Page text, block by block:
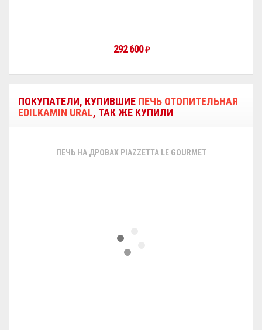
292 600₽
ПОКУПАТЕЛИ, КУПИВШИЕ ПЕЧЬ ОТОПИТЕЛЬНАЯ
EDILKAMIN URAL, ТАК ЖЕ КУПИЛИ
ПЕЧЬ НА ДРОВАХ PIAZZETTA LE GOURMET